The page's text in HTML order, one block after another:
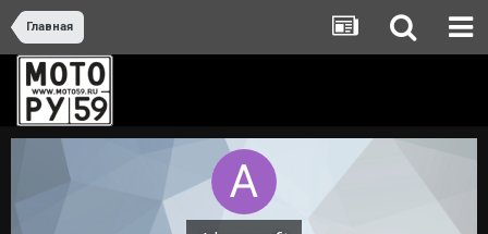
Главная